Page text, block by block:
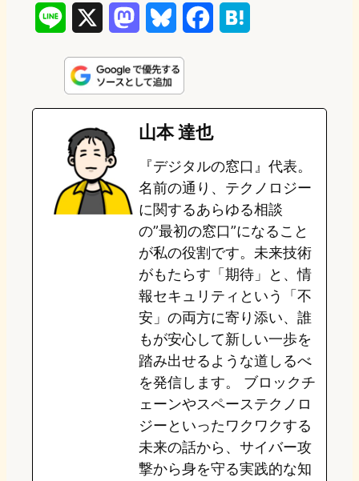
n
e
s
t
o
o
n
u
e
s
k
e
b
o
o
k
e
a
山本 達也
『デジタルの窓口』代表。
名前の通り、テクノロジー
に関するあらゆる相談
の”最初の窓口”になること
が私の役割です。未来技術
がもたらす「期待」と、情
報セキュリティという「不
安」の両方に寄り添い、誰
もが安心して新しい一歩を
踏み出せるような道しるべ
を発信します。 ブロックチ
ェーンやスペーステクノロ
ジーといったワクワクする
未来の話から、サイバー攻
撃から身を守る実践的な知